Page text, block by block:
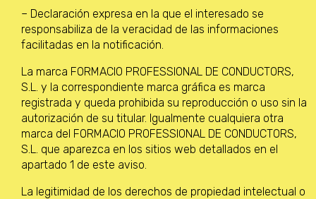
– Declaración expresa en la que el interesado se
responsabiliza de la veracidad de las informaciones
facilitadas en la notificación.
La marca FORMACIO PROFESSIONAL DE CONDUCTORS,
S.L. y la correspondiente marca gráfica es marca
registrada y queda prohibida su reproducción o uso sin la
autorización de su titular. Igualmente cualquiera otra
marca del FORMACIO PROFESSIONAL DE CONDUCTORS,
S.L. que aparezca en los sitios web detallados en el
apartado 1 de este aviso.
La legitimidad de los derechos de propiedad intelectual o